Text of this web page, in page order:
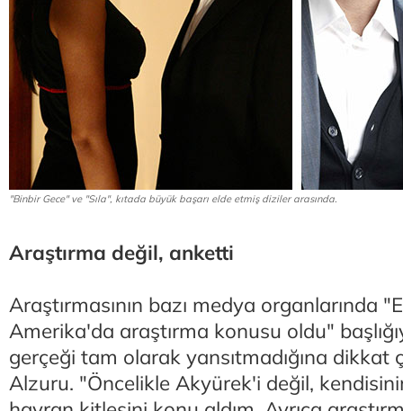
"Binbir Gece" ve "Sıla", kıtada büyük başarı elde etmiş diziler arasında.
Araştırma değil, anketti
Araştırmasının bazı medya organlarında
Amerika'da araştırma konusu oldu"
gerçeği tam olarak yansıtmadığına
Alzuru. "Öncelikle Akyürek'i değil,